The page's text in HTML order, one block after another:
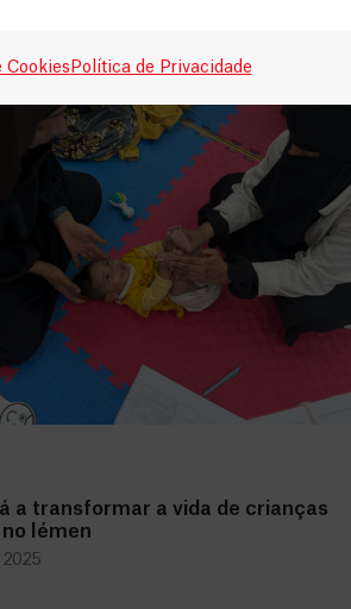
Cookies Política de Privacidade
a transformar a vida de crianças
Iémen